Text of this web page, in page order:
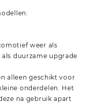
weer als
duurzame upgrade
alleen geschikt voor
onderdelen. Het
na gebruik apart